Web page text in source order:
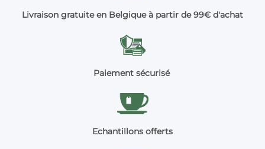
Livraison gratuite en Belgique à partir de 99€ d'achat
Paiement sécurisé
Echantillons offerts